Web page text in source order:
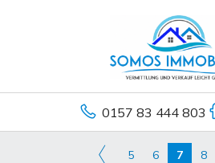
0157 83 444 803
5 6 7 8